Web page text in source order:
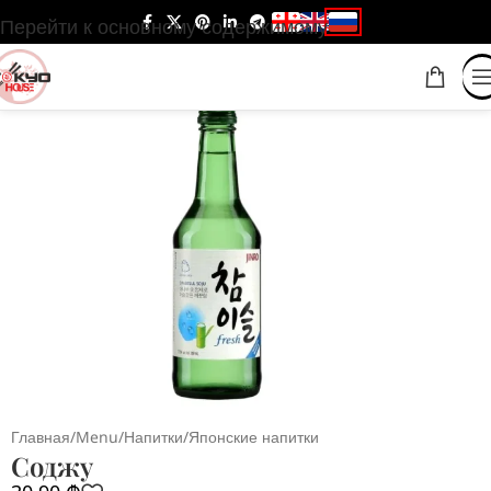
Перейти к основному содержимому
Главная/Menu/Напитки/Японские напитки
Соджу